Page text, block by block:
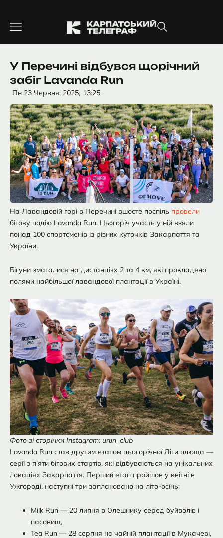
вмісту
У Перечині відбувся щорічний
забіг Lavanda Run
Пн 23 Червня, 2025, 13:25
На Лавандовій горі в Перечині вшосте поспіль провели
бігову подію Lavanda Run. Цьогоріч участь у ній взяли
понад 100 спортсменів із різних куточків Закарпаття та
України.
Бігуни змагалися на дистанціях 2 та 4 км, які прокладено
полями найбільшої лавандової плантації в Україні.
Фото зі сторінки Instagram: urun_club
Lavanda Run став другим етапом цьогорічної Ліги плюща —
серії з п’яти бігових стартів, які відбуваються на унікальних
локаціях Закарпаття. Перший етап пройшов у квітні в
Ужгороді, наступні три заплановано на літо-осінь:
Milk Run — 20 липня в Олешнику серед буйволів і
пасовищ,
Tea Run — 28 серпня на чайній плантації в Мукачеві,